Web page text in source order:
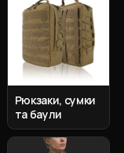
Рюкзаки, сумки
та баули